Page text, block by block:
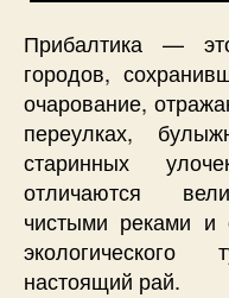
Прибалтика —
городов,
очарование,
переулках,
старинных
отличаются
чистыми реками и
настоящий рай.